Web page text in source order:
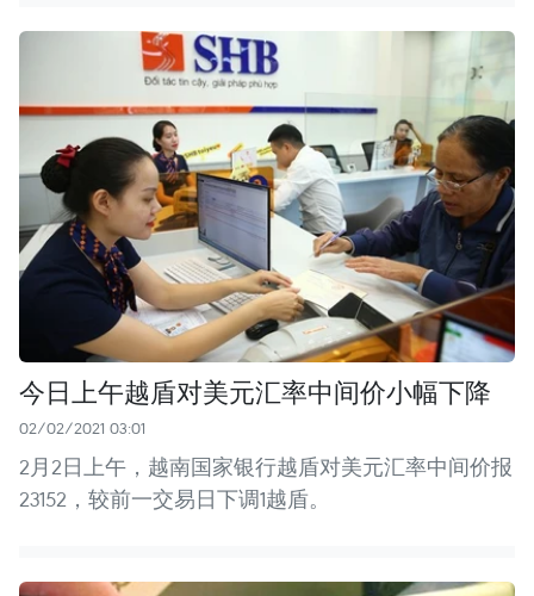
今日上午越盾对美元汇率中间价小幅下降
02/02/2021 03:01
2月2日上午，越南国家银行越盾对美元汇率中间价报
23152，较前一交易日下调1越盾。